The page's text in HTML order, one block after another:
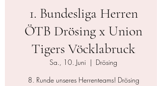
1. Bundesliga Herren
ÖTB Drösing x Union
Tigers Vöcklabruck
Sa., 10. Juni
  |
Drösing
8. Runde unseres Herrenteams! Drösing